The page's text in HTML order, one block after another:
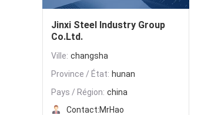
Jinxi Steel Industry Group
Co.Ltd.
Ville: changsha
Province / État: hunan
Pays / Région: china
Contact:MrHao